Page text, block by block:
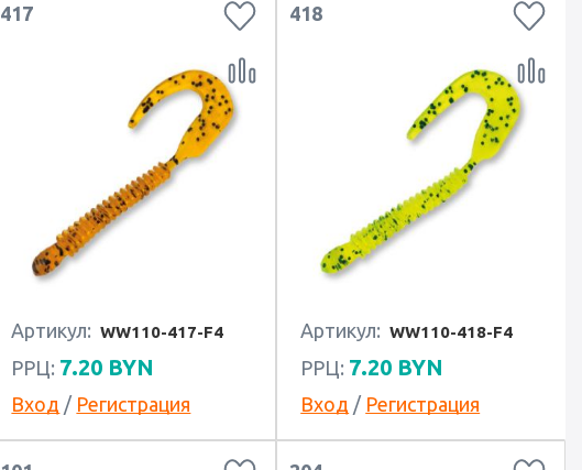
417
Артикул: WW110-417-F4
РРЦ: 7.20 BYN
Вход / Регистрация
418
Артикул: WW110-418-F4
РРЦ: 7.20 BYN
Вход / Регистрация